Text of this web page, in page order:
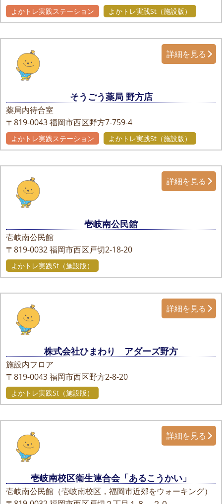
よかトレ実践ステーション よかトレ実践St（施設版）
そうごう薬局 野方店
薬局内待合室
〒819-0043福岡市西区野方7-759-4
詳細を見る
よかトレ実践ステーション よかトレ実践St（施設版）
壱岐南公民館
壱岐南公民館
〒819-0032福岡市西区戸切2-18-20
詳細を見る
よかトレ実践St（施設版）
株式会社ひまわり アダーズ野方
施設内フロア
〒819-0043福岡市西区野方2-8-20
詳細を見る
よかトレ実践St（施設版）
壱岐南校区衛生連合会「あるこうかい」
壱岐南公民館（壱岐南校区，福岡市近郊をウォーキング）
詳細を見る